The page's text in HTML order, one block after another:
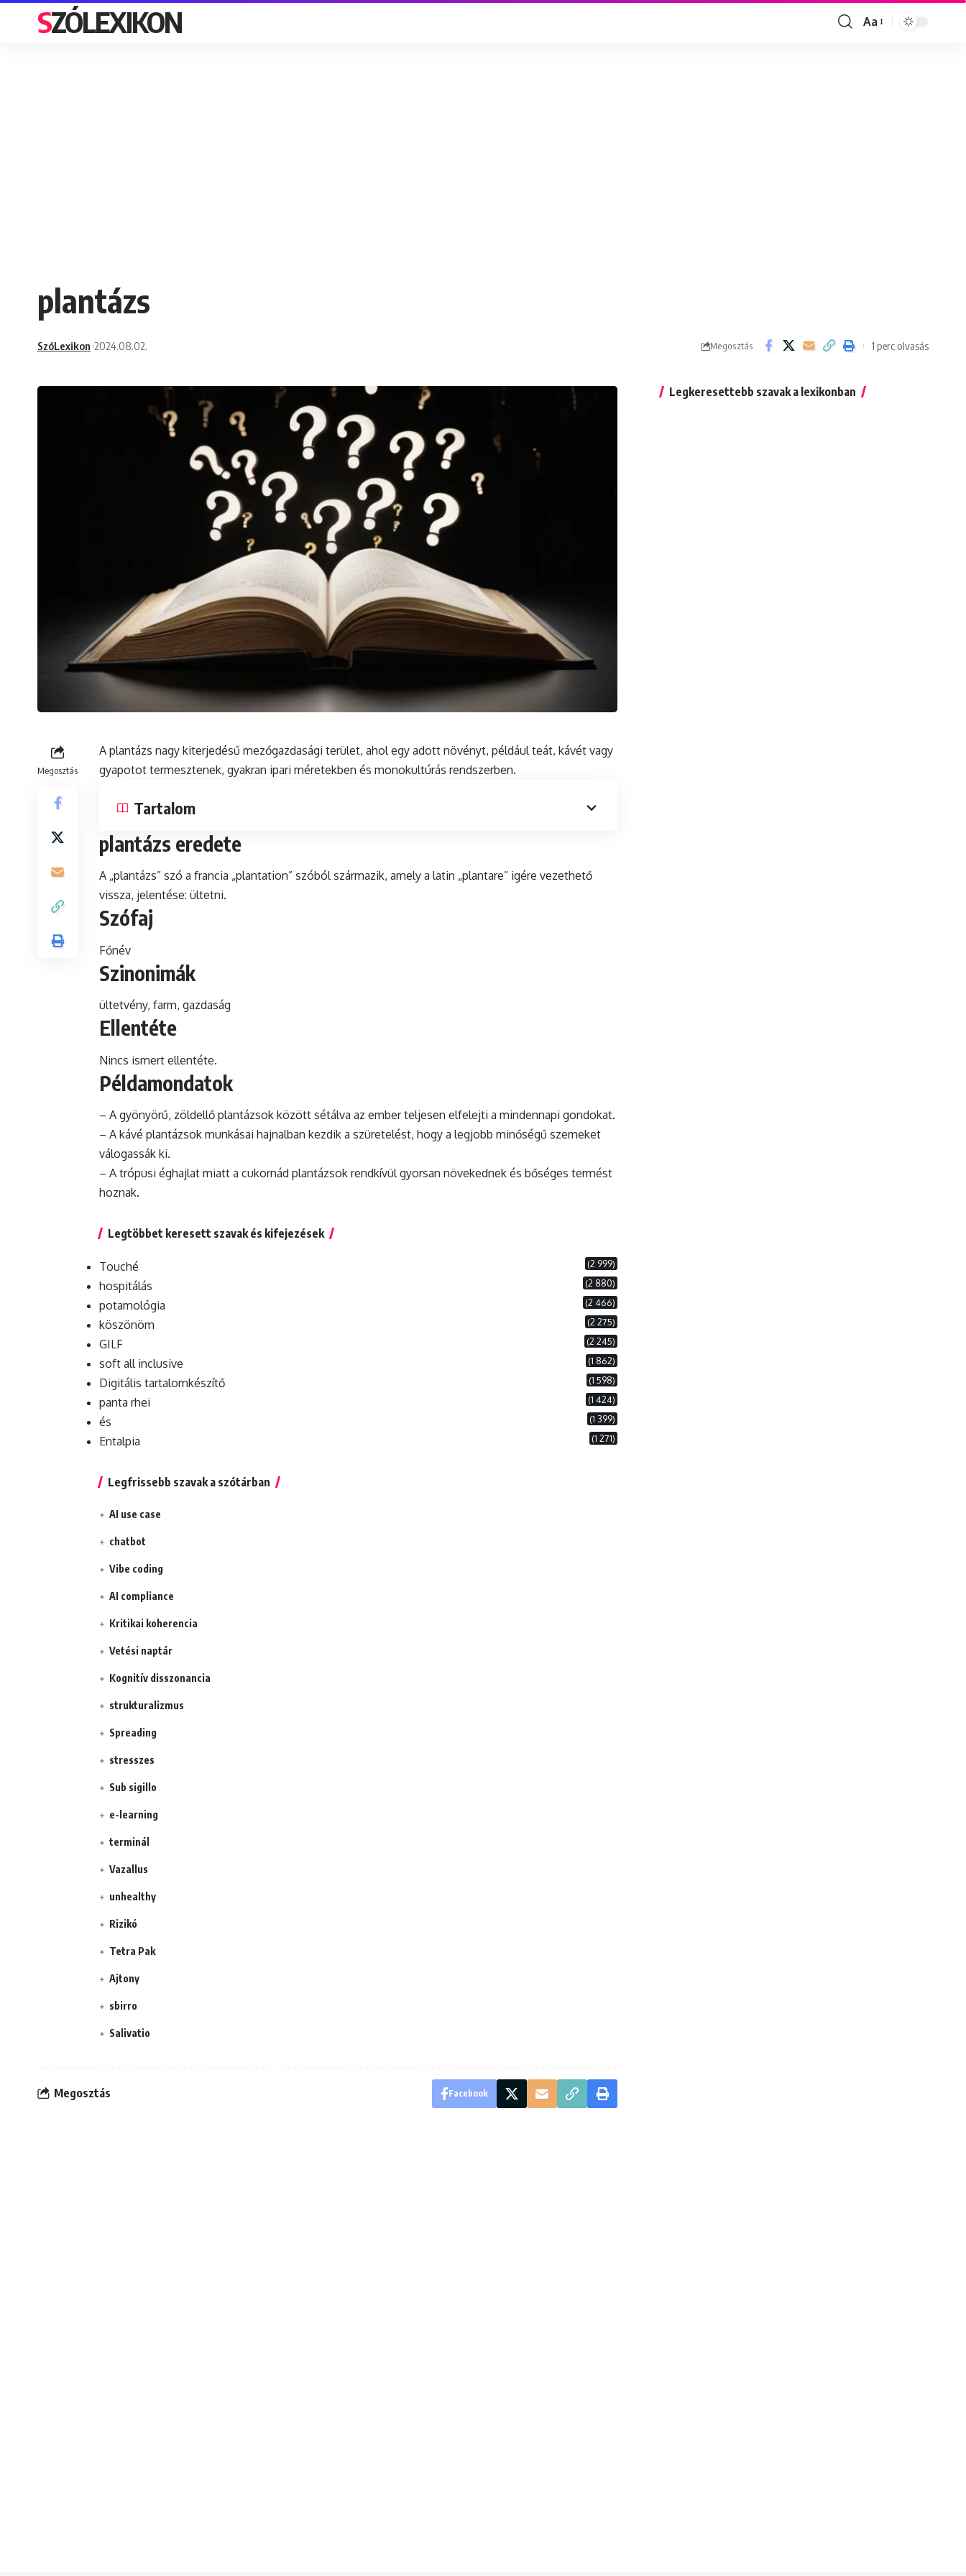
SZÓLEXIKON
Font
Aa
plantázs
SzóLexikon 2024.08.02. Megosztás 1 perc olvasás
Megosztás
A plantázs nagy kiterjedésű mezőgazdasági terület, ahol egy adott növényt, például teát, kávét vagy
gyapotot termesztenek, gyakran ipari méretekben és monokultúrás rendszerben.
Tartalom
plantázs eredete
A „plantázs” szó a francia „plantation” szóból származik, amely a latin „plantare” igére vezethető
vissza, jelentése: ültetni.
Szófaj
Főnév
Szinonimák
ültetvény, farm, gazdaság
Ellentéte
Nincs ismert ellentéte.
Példamondatok
– A gyönyörű, zöldellő plantázsok között sétálva az ember teljesen elfelejti a mindennapi gondokat.
– A kávé plantázsok munkásai hajnalban kezdik a szüretelést, hogy a legjobb minőségű szemeket
válogassák ki.
– A trópusi éghajlat miatt a cukornád plantázsok rendkívül gyorsan növekednek és bőséges termést
hoznak.
Legtöbbet keresett szavak és kifejezések
Touché (2 999)
hospitálás (2 880)
potamológia (2 466)
köszönöm (2 275)
GILF (2 245)
soft all inclusive (1 862)
Digitális tartalomkészítő (1 598)
panta rhei (1 424)
és (1 399)
Entalpia (1 271)
Legfrissebb szavak a szótárban
AI use case
chatbot
Vibe coding
AI compliance
Kritikai koherencia
Vetési naptár
Kognitív disszonancia
strukturalizmus
Spreading
stresszes
Sub sigillo
e-learning
terminál
Vazallus
unhealthy
Rizikó
Tetra Pak
Ajtony
sbirro
Salivatio
Megosztás Facebook
Legkeresettebb szavak a lexikonban